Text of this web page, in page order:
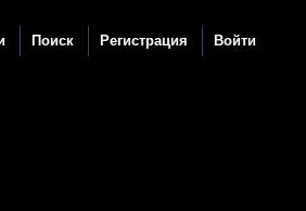
Поиск Регистрация Войти